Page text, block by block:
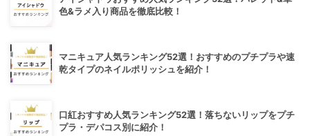
色&ラメ入り商品を徹底比較！
マニキュア人気ランキング52選！おすすめのプチプラや速
乾タイプのネイルポリッシュを紹介！
口紅おすすめ人気ランキング52選！落ちないリップをプチ
プラ・デパコス別に紹介！